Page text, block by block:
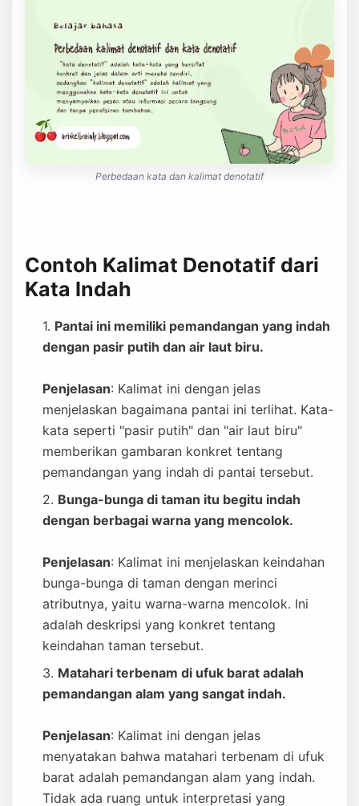
Perbedaan kata dan kalimat denotatif
Contoh Kalimat Denotatif dari
Kata Indah
Pantai ini memiliki pemandangan yang indah
dengan pasir putih dan air laut biru.
Penjelasan: Kalimat ini dengan jelas
menjelaskan bagaimana pantai ini terlihat. Kata-
kata seperti "pasir putih" dan "air laut biru"
memberikan gambaran konkret tentang
pemandangan yang indah di pantai tersebut.
Bunga-bunga di taman itu begitu indah
dengan berbagai warna yang mencolok.
Penjelasan: Kalimat ini menjelaskan keindahan
bunga-bunga di taman dengan merinci
atributnya, yaitu warna-warna mencolok. Ini
adalah deskripsi yang konkret tentang
keindahan taman tersebut.
Matahari terbenam di ufuk barat adalah
pemandangan alam yang sangat indah.
Penjelasan: Kalimat ini dengan jelas
menyatakan bahwa matahari terbenam di ufuk
barat adalah pemandangan alam yang indah.
Tidak ada ruang untuk interpretasi yang